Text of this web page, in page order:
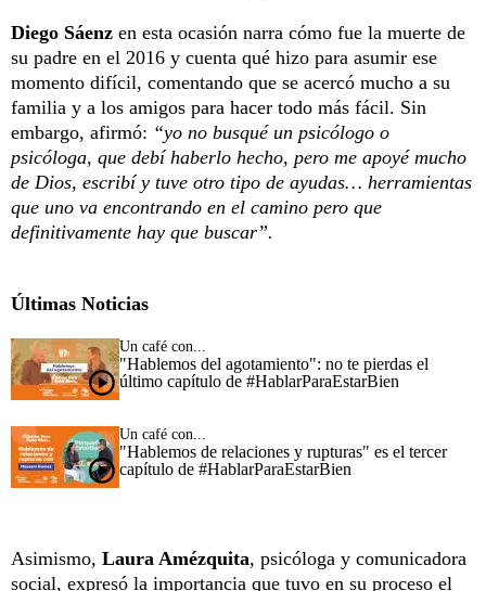
Diego Sáenz en esta ocasión narra cómo fue la muerte de
su padre en el 2016 y cuenta qué hizo para asumir ese
momento difícil, comentando que se acercó mucho a su
familia y a los amigos para hacer todo más fácil. Sin
embargo, afirmó: “yo no busqué un psicólogo o
psicóloga, que debí haberlo hecho, pero me apoyé mucho
de Dios, escribí y tuve otro tipo de ayudas… herramientas
que uno va encontrando en el camino pero que
definitivamente hay que buscar”.
Últimas Noticias
Un café con...
"Hablemos del agotamiento": no te pierdas el
último capítulo de #HablarParaEstarBien
Un café con...
"Hablemos de relaciones y rupturas" es el tercer
capítulo de #HablarParaEstarBien
Asimismo, Laura Amézquita, psicóloga y comunicadora
social, expresó la importancia que tuvo en su proceso el